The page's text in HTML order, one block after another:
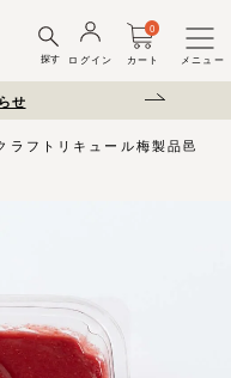
探す ログイン カート
0
メニュー
せ 弊社を装った偽
ラフトリキュール梅製品邑じ